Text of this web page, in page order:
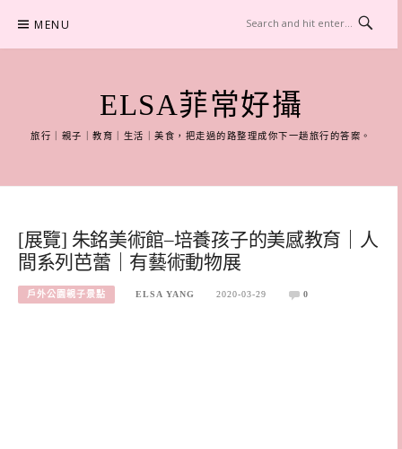
content
MENU
ELSA菲常好攝
旅行｜親子｜教育｜生活｜美食，把走過的路整理成你下一趟旅行的答案。
[展覽] 朱銘美術館–培養孩子的美感教育｜人
間系列芭蕾｜有藝術動物展
戶外公園親子景點 ELSA YANG 2020-03-29 0